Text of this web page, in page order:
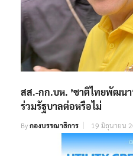
สส.-กก.บห. ’ชาติไทยพัฒนา
ร่วมรัฐบาลต่อหรือไม่
Byกองบรรณาธิการ 19 มิถุนายน